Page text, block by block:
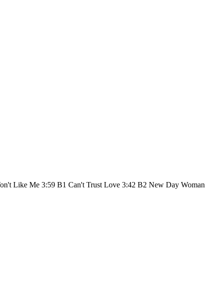
Like Me 3:59 B1 Can't Trust Love 3:42 B2 New Day Woman